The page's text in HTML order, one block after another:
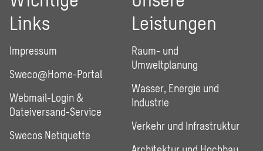
Links
Impressum
Sweco@Home-Portal
Webmail-Login &
Dateiversand-Service
Swecos Netiquette
Leistungen
Raum- und
Umweltplanung
Wasser, Energie und
Industrie
Verkehr und Infrastruktur